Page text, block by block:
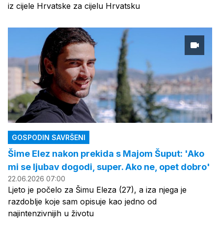
iz cijele Hrvatske za cijelu Hrvatsku
GOSPODIN SAVRŠENI
Šime Elez nakon prekida s Majom Šuput: 'Ako
mi se ljubav dogodi, super. Ako ne, opet dobro'
22.06.2026 07:00
Ljeto je počelo za Šimu Eleza (27), a iza njega je
razdoblje koje sam opisuje kao jedno od
najintenzivnijih u životu